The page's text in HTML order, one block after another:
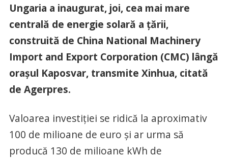
Ungaria a inaugurat, joi, cea mai mare
centrală de energie solară a ţării,
construită de China National Machinery
Import and Export Corporation (CMC) lângă
oraşul Kaposvar, transmite Xinhua, citată
de Agerpres.
Valoarea investiţiei se ridică la aproximativ
100 de milioane de euro şi ar urma să
producă 130 de milioane kWh de